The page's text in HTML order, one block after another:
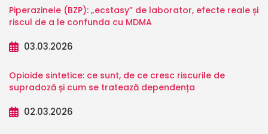
Piperazinele (BZP): „ecstasy” de laborator, efecte reale și
riscul de a le confunda cu MDMA
03.03.2026
Opioide sintetice: ce sunt, de ce cresc riscurile de
supradoză și cum se tratează dependența
02.03.2026